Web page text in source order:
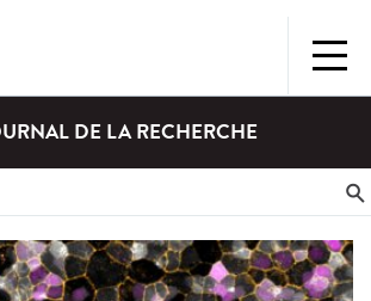
DE LA RECHERCHE